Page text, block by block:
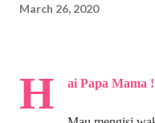
March 26, 2020
H ai Papa Mama